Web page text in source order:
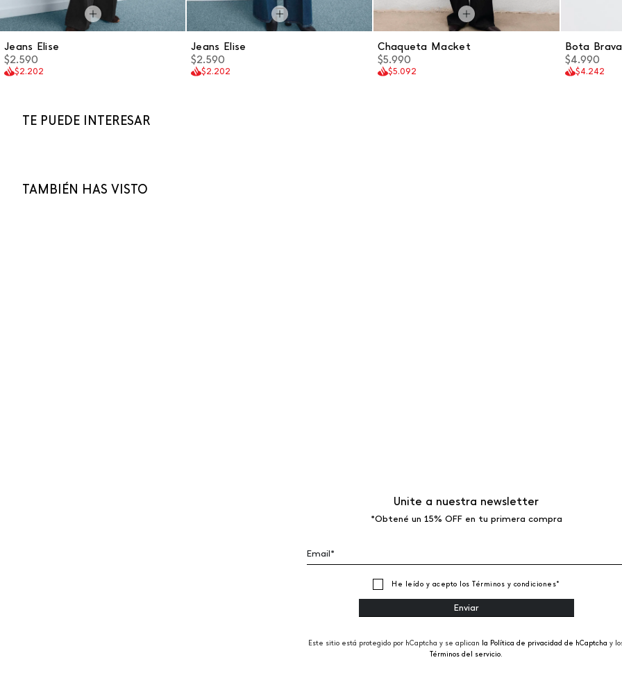
Jeans Elise
$2.590
$2.202
Jeans Elise
$2.590
$2.202
Chaqueta Macket
$5.990
$5.092
Bota Brava
$4.990
$4.242
TE PUEDE INTERESAR
TAMBIÉN HAS VISTO
Unite a nuestra newsletter
*Obtené un 15% OFF en tu primera compra
He leído y acepto los Términos y condiciones*
Este sitio está protegido por hCaptcha y se aplican la Política de privacidad de hCaptchay
Términos del servicio.